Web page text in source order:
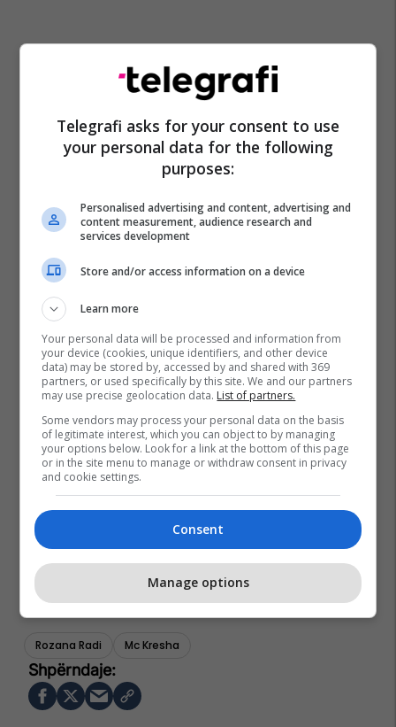
Rozana Radi Mc Kresha
Telegrafi asks for your consent to use
your personal data for the following
purposes:
Personalised advertising and content, advertising and
content measurement, audience research and
services development
Store and/or access information on a device
Learn more
Your personal data will be processed and information from
your device (cookies, unique identifiers, and other device
data) may be stored by, accessed by and shared with 369
partners, or used specifically by this site. We and our partners
may use precise geolocation data. List of partners.
Some vendors may process your personal data on the basis
of legitimate interest, which you can object to by managing
your options below. Look for a link at the bottom of this page
or in the site menu to manage or withdraw consent in privacy
and cookie settings.
Consent
Manage options